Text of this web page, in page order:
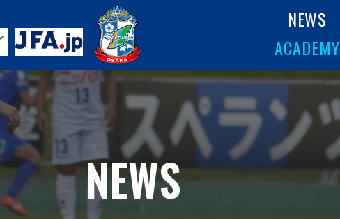
NEWS
ACADEMY
NEWS